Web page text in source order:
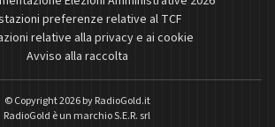
preferenze relative al TCF
relative alla privacy e ai cookie
Avviso alla raccolta
© Copyright 2026 byRadioGold.it
RadioGold è un marchio S.E.R. srl